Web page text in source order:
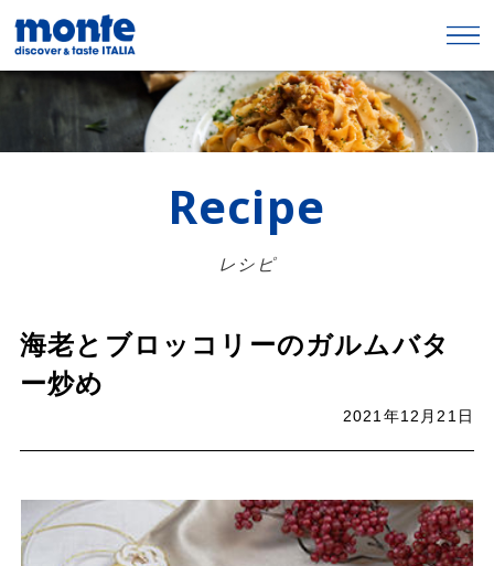
Recipe
レシピ
海老とブロッコリーのガルムバタ
ー炒め
2021年12月21日